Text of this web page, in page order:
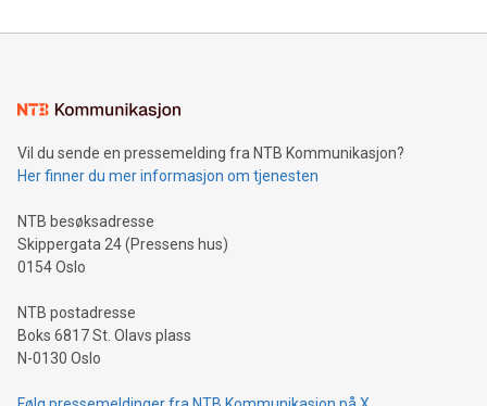
Vil du sende en pressemelding fra NTB Kommunikasjon?
Her finner du mer informasjon om tjenesten
NTB besøksadresse
Skippergata 24 (Pressens hus)
0154 Oslo
NTB postadresse
Boks 6817 St. Olavs plass
N-0130 Oslo